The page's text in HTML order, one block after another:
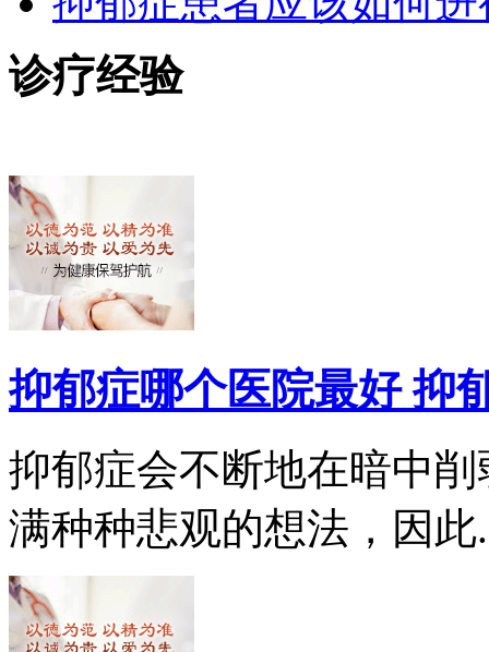
诊疗经验
抑郁症哪个医院最好 抑
抑郁症会不断地在暗中
满种种悲观的想法，因